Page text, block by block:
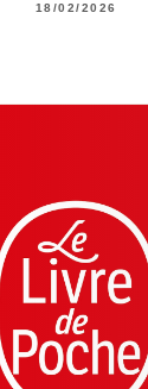
18/02/2026